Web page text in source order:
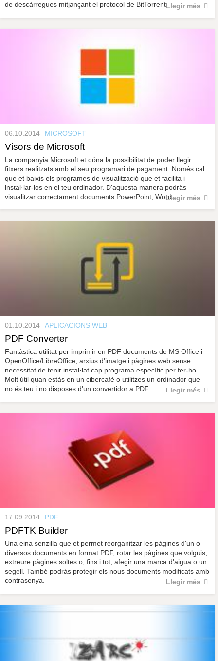
de descàrregues mitjançant el protocol de BitTorrent.Llegir més
06.10.2014 MICROSOFT
Visors de Microsoft
La companyia Microsoft et dóna la possibilitat de poder llegir
fitxers realitzats amb el seu programari de pagament. Només cal
que et baixis els programes de visualització que et facilita i
instal·lar-los en el teu ordinador. D'aquesta manera podràs
visualitzar correctament documents PowerPoint, Word...Llegir més
01.10.2014 APLICACIONS WEB
PDF Converter
Fantàstica utilitat per imprimir en PDF documents de MS Office i
OpenOffice/LibreOffice, arxius d'imatge i pàgines web sense
necessitat de tenir instal·lat cap programa específic per fer-ho.
Molt útil quan estàs en un cibercafè o utilitzes un ordinador que
no és teu i no disposes d'un convertidor a PDF.
Llegir més
17.09.2014 PDF
PDFTK Builder
Una eina senzilla que et permet reorganitzar les pàgines d'un o
diversos documents en format PDF, rotar les pàgines que volguis,
extreure pàgines soltes o, fins i tot, afegir una marca d'aigua o un
segell. També podràs protegir els nous documents modificats amb
contrasenya.
Llegir més